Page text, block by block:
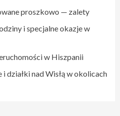
proszkowo — zalety
i specjalne okazje w
w Hiszpanii
działki nad Wisłą w okolicach